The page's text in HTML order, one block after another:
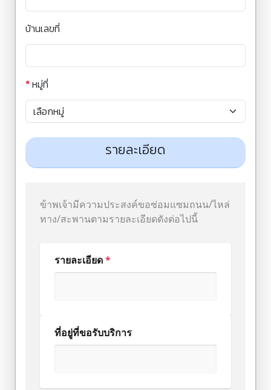
บ้านเลขที่
*หมู่ที่
รายละเอียด
ข้าพเจ้ามีความประสงค์ขอซ่อมแซมถนน/ไหล่
ทาง/สะพานตามรายละเอียดดังต่อไปนี้
รายละเอียด*
ที่อยู่ที่ขอรับบริการ